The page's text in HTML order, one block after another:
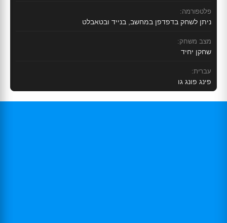
פלטפורמה:
ניתן לשחק בדפדפן במחשב, בנייד ובטאבלט
מצב משחק:
שחקן יחיד
עברית:
פינג פונג גו